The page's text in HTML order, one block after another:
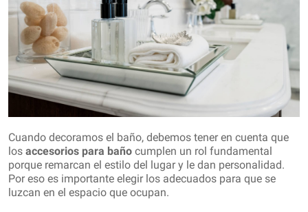
Cuando decoramos el baño, debemos tener en cuenta que
los accesorios para baño cumplen un rol fundamental
porque remarcan el estilo del lugar y le dan personalidad.
Por eso es importante elegir los adecuados para que se
luzcan en el espacio que ocupan.